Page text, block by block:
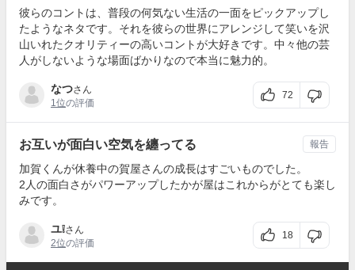
彼らのコントは、普段の何気ない生活の一面をピックアップし
たようなネタです。それを彼らの世界にアレンジして笑いを沢
山いれたクオリティーの高いコントが大好きです。中々他の芸
人がしないような場面ばかりなので本当に魅力的。
なつさん
1位の評価
72
お互いが面白い空気を纏ってる
加賀くんが休養中の賀屋さんの成長はすごいものでした。
2人の面白さがパワーアップしたかが屋はこれからがとても楽し
みです。
ユ❕さん
2位の評価
18
報告